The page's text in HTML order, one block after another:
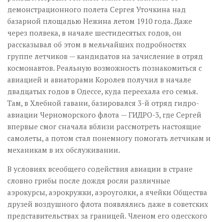
демонстрационного полета Сергея Уточкина над
базарной площадью Нежина летом 1910 года. Даже
через полвека, в начале шестидесятых годов, он
рассказывал об этом в мельчайших подробностях
группе летчиков — кандидатов на зачисление в отряд
космонавтов. Реальную возможность познакомиться с
авиацией и авиаторами Королев получил в начале
двадцатых годов в Одессе, куда переехала его семья.
Там, в Хлебной гавани, базировался 3-й отряд гидро-
авиации Черноморского флота — ГИДРО-3, где Сергей
впервые смог сначала вблизи рассмотреть настоящие
самолеты, а потом стал понемногу помогать летчикам и
механикам в их обслуживании.
В условиях всеобщего содействия авиации в стране
словно грибы после дождя росли различные
аэрокурсы, аэрокружки, аэроуголки, а ячейки Общества
друзей воздушного флота появлялись даже в советских
представительствах за границей. Членом его одесского